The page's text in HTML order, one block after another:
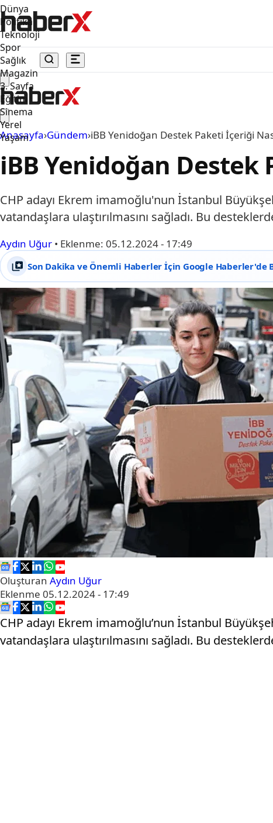
Dünya
Politika
Teknoloji
Spor
Sağlık
Magazin
3. Sayfa
Eğitim
Sinema
Yerel
Yaşam
Anasayfa›Gündem›iBB Yenidoğan Destek Paketi İçeriği
iBB Yenidoğan Destek
CHP adayı Ekrem imamoğlu'nun İstanbul
vatandaşlara ulaştırılmasını sağladı. Bu
Aydın Uğur • Eklenme: 05.12.2024 - 17:49
Son Dakika ve Önemli Haberler İçin Google Haberler'de
Oluşturan Aydın Uğur
Eklenme 05.12.2024 - 17:49
CHP adayı Ekrem imamoğlu’nun İstanbul
vatandaşlara ulaştırılmasını sağladı. Bu